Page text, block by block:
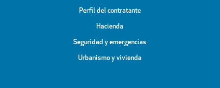
Perfil del contratante
Hacienda
Seguridad y emergencias
Urbanismo y vivienda